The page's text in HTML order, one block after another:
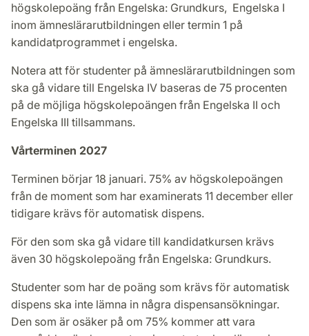
högskolepoäng från Engelska: Grundkurs, Engelska I
inom ämneslärarutbildningen eller termin 1 på
kandidatprogrammet i engelska.
Notera att för studenter på ämneslärarutbildningen som
ska gå vidare till Engelska IV baseras de 75 procenten
på de möjliga högskolepoängen från Engelska II och
Engelska III tillsammans.
Vårterminen 2027
Terminen börjar 18 januari. 75% av högskolepoängen
från de moment som har examinerats 11 december eller
tidigare krävs för automatisk dispens.
För den som ska gå vidare till kandidatkursen krävs
även 30 högskolepoäng från Engelska: Grundkurs.
Studenter som har de poäng som krävs för automatisk
dispens ska inte lämna in några dispensansökningar.
Den som är osäker på om 75% kommer att vara